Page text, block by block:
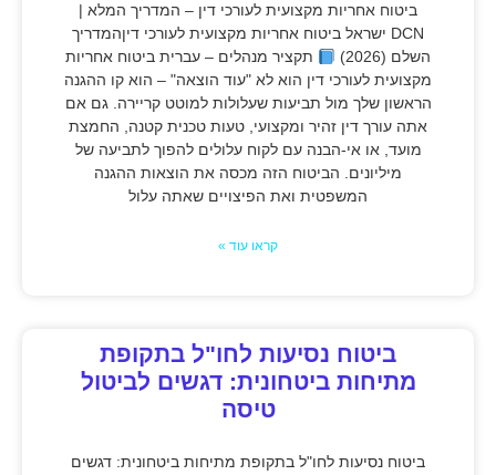
ביטוח אחריות מקצועית לעורכי דין – המדריך המלא |
DCN ישראל ביטוח אחריות מקצועית לעורכי דיןהמדריך
השלם (2026)
תקציר מנהלים – עברית ביטוח אחריות
מקצועית לעורכי דין הוא לא "עוד הוצאה" – הוא קו ההגנה
הראשון שלך מול תביעות שעלולות למוטט קריירה. גם אם
אתה עורך דין זהיר ומקצועי, טעות טכנית קטנה, החמצת
מועד, או אי-הבנה עם לקוח עלולים להפוך לתביעה של
מיליונים. הביטוח הזה מכסה את הוצאות ההגנה
המשפטית ואת הפיצויים שאתה עלול
קראו עוד »
ביטוח נסיעות לחו"ל בתקופת
מתיחות ביטחונית: דגשים לביטול
טיסה
ביטוח נסיעות לחו"ל בתקופת מתיחות ביטחונית: דגשים